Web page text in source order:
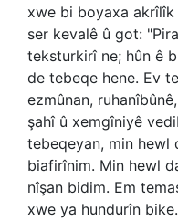
xwe bi boyaxa
ser kevalê û got:
teksturkirî ne; hûn ê
de tebeqe hene. Ev
ezmûnan,
şahî û xemgîniyê
tebeqeyan, min hewl
biafirînim. Min hewl
nîşan bidim. Em
xwe ya hundurîn